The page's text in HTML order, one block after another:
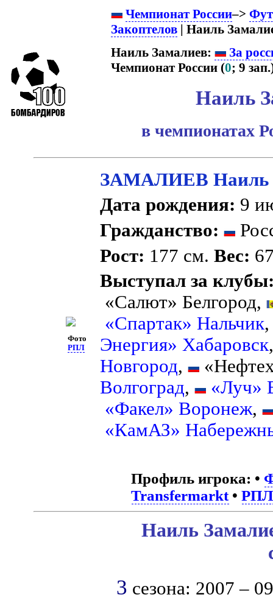
Чемпионат России–>
Закоптелов | Наиль
Наиль Замалиев:
За
Чемпионат России (0; 9
Наиль
в чемпионатах
Фото
РПЛ
ЗАМАЛИЕВ Наиль
Дата рождения: 9
Гражданство:
Рост: 177 см.Вес:
Выступал за
«Салют» Белгород,
«Спартак» Нальчик
Энергия» Хабаровск
Новгород,
Волгоград,
«Луч»
«Факел» Воронеж,
«КамАЗ»
Профиль игрока: •
Transfermarkt•
Наиль
3 сезона: 2007 –